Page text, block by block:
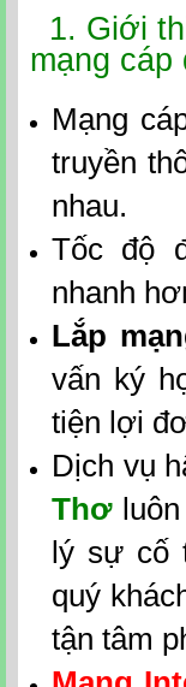
1. Giới
mạng cáp
Mạng
truyền
nhau.
Tốc độ
nhanh
Lắp
vấn ký
tiện lợi
Dịch vụ
Thơluôn
lý sự cố
quý
tận tâm